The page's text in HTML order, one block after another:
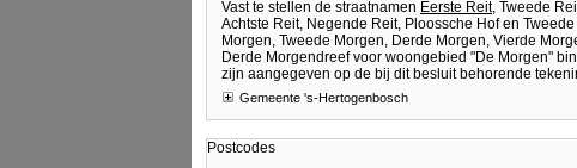
Vast te stellen de straatnamen Eerste Reit, Tweede
Achtste Reit, Negende Reit, Ploossche Hof en
Morgen, Tweede Morgen, Derde Morgen, Vierde
Derde Morgendreef voor woongebied "De Morgen"
zijn aangegeven op de bij dit besluit behorende
Gemeente 's-Hertogenbosch
Postcodes